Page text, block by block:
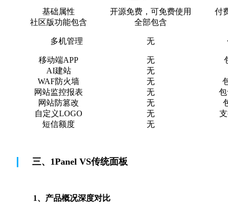
基础属性 开源免费，可免费使用
付
社区版功能包含
全部包含
多机管理 无
移动端APP 无
AI建站
无
WAF防火墙
无
网站监控报表
无
网站防篡改
无
自定义LOGO
无
短信额度
无
三、1Panel VS传统面板
1、产品概况深度对比